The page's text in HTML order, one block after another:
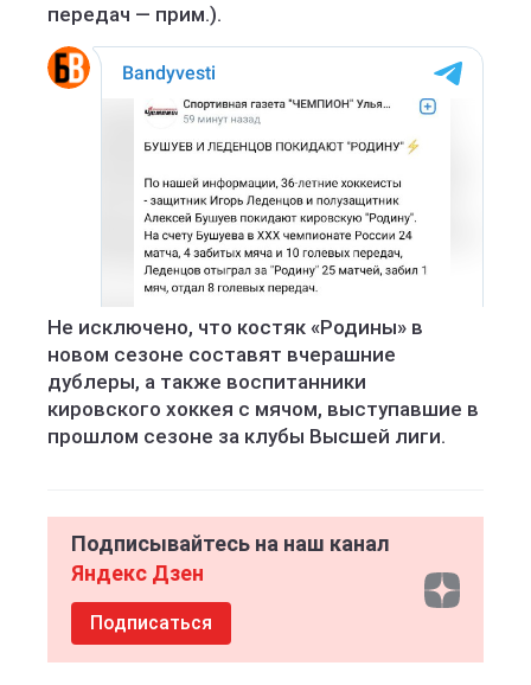
передач — прим.).
Не исключено, что костяк «Родины» в
новом сезоне составят вчерашние
дублеры, а также воспитанники
кировского хоккея с мячом, выступавшие в
прошлом сезоне за клубы Высшей лиги.
Подписывайтесь на наш канал
Яндекс Дзен
Подписаться